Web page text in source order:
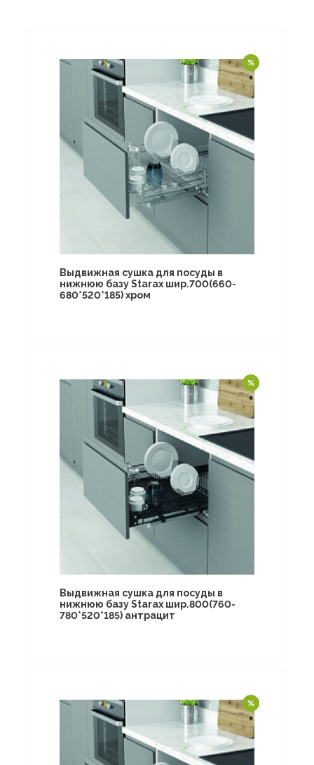
Выдвижная сушка для посуды в
нижнюю базу Starax шир.700(660-
680*520*185) хром
Выдвижная сушка для посуды в
нижнюю базу Starax шир.800(760-
780*520*185) антрацит